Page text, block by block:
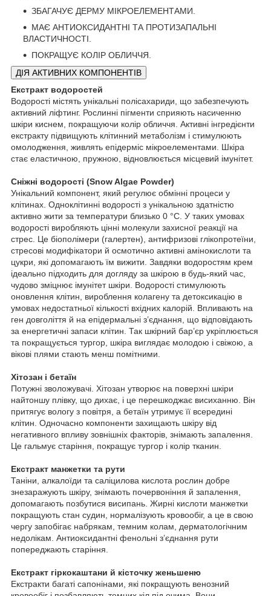
ЗБАГАЧУЄ ДЕРМУ МІКРОЕЛЕМЕНТАМИ.
МАЄ АНТИОКСИДАНТНІ ТА ПРОТИЗАПАЛЬНІ
ВЛАСТИЧНОСТІ.
ПОКРАЩУЄ КОЛІР ОБЛИЧЧЯ.
ДІЯ АКТИВНИХ КОМПОНЕНТІВ
Екстракт водоростей
Водорості містять унікальні полісахариди, що забезпечують
активний ліфтинг. Рослинні пігменти сприяють насиченню
шкіри киснем, покращуючи колір обличчя. Активні інгредієнти
екстракту підвищують клітинний метаболізм і стимулюють
омолодження, живлять епідерміс мікроелементами. Шкіра
стає еластичною, пружною, відновлюється місцевий імунітет.
Сніжні водорості (Snow Algae Powder)
Унікальний компонент, який регулює обмінні процеси у
клітинах. Одноклітинні водорості з унікальною здатністю
активно жити за температури близько 0 °С. У таких умовах
водорості виробляють цінні молекули захисної реакції на
стрес. Це біополімери (галертен), антифризові глікопротеїни,
стресові модифікатори й осмотично активні амінокислоти та
цукри, які допомагають їм вижити. Завдяки водоростям крем
ідеально підходить для догляду за шкірою в будь-який час,
чудово зміцнює імунітет шкіри. Водорості стимулюють
оновлення клітин, вироблення колагену та детоксикацію в
умовах недостатньої кількості вхідних калорій. Впливають на
ген довголіття й на епідермальні з’єднання, що відповідають
за енергетичні запаси клітин. Так шкірний бар’єр укріплюється
та покращується тургор, шкіра виглядає молодою і свіжою, а
вікові плями стають менш помітними.
Хітозан і бетаїн
Потужні зволожувачі. Хітозан утворює на поверхні шкіри
найтоншу плівку, що дихає, і це перешкоджає висиханню. Він
притягує вологу з повітря, а бетаїн утримує її всередині
клітин. Одночасно компоненти захищають шкіру від
негативного впливу зовнішніх факторів, знімають запалення.
Це гальмує старіння, покращує тургор і колір тканин.
Екстракт манжетки та рути
Таніни, алкалоїди та саліцилова кислота рослин добре
знезаражують шкіру, знімають почервоніння й запалення,
допомагають позбутися висипань. Жирні кислоти манжетки
покращують стан судин, нормалізують кровообіг, а це в свою
чергу запобігає набрякам, темним колам, дерматологічним
недолікам. Антиоксидантні фенольні з’єднання рути
попереджають старіння.
Екстракт гіркокаштани й кісточку женьшеню
Екстракти багаті сапонінами, які покращують венозний